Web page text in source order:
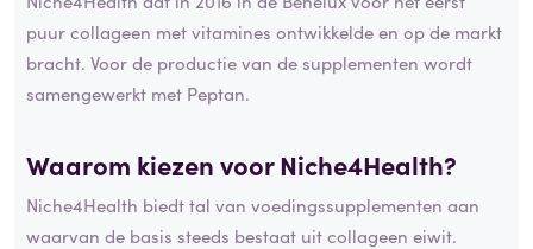
puur collageen met vitamines ontwikkelde en op de markt
bracht. Voor de productie van de supplementen wordt
samengewerkt met Peptan.
Waarom kiezen voor Niche4Health?
Niche4Health biedt tal van voedingssupplementen aan
waarvan de basis steeds bestaat uit collageen eiwit.